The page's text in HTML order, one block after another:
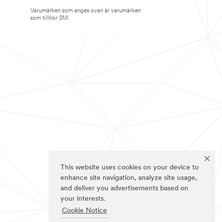
This website uses cookies on your device to
enhance site navigation, analyze site usage,
and deliver you advertisements based on
your interests.
Cookie Notice
Varumärken som anges ovan är varumärken
som tillhör 3M.